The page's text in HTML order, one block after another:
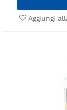
Aggiungi